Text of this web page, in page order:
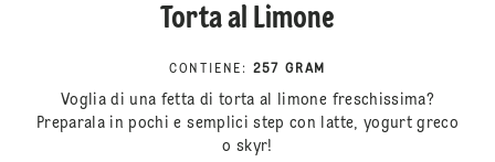
Torta al Limone
CONTIENE : 257 GRAM
Voglia di una fetta di torta al limone freschissima?
Preparala in pochi e semplici step con latte, yogurt greco
o skyr!